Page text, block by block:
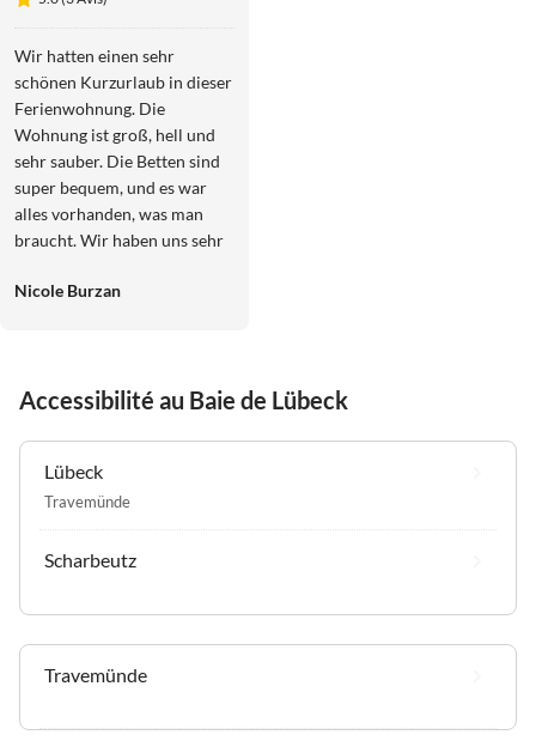
Plage
Wir hatten einen sehr
schönen Kurzurlaub in dieser
Ferienwohnung. Die
Wohnung ist groß, hell und
sehr sauber. Die Betten sind
super bequem, und es war
alles vorhanden, was man
braucht. Wir haben uns sehr
war die Nähe zum Strand,wir
Nicole Burzan
Accessibilité au Baie de Lübeck
Lübeck
Travemünde
Scharbeutz
Travemünde